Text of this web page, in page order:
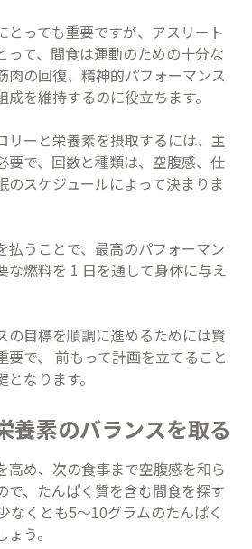
とっても重要ですが、アスリート
って、間食は運動のための十分な
肉の回復、精神的パフォーマンス
を維持するのに役立ちます。
リーと栄養素を摂取するには、主
要で、回数と種類は、空腹感、仕
のスケジュールによって決まりま
払うことで、最高のパフォーマン
な燃料を 1 日を通して身体に与え
の目標を順調に進めるためには賢
要で、 前もって計画を立てること
なります。
養素のバランスを取る
高め、次の食事まで空腹感を和ら
で、たんぱく質を含む間食を探す
なくとも5〜10グラムのたんぱく
う。